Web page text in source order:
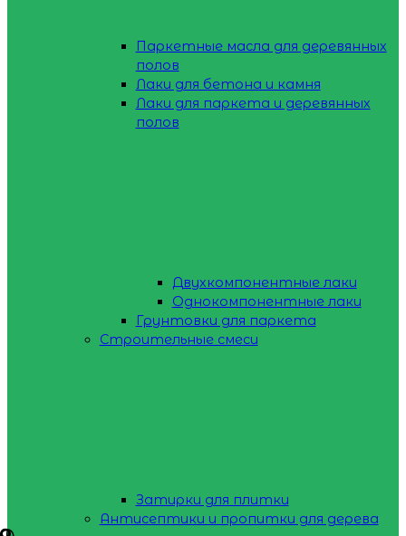
Паркетные масла для деревянных
полов
Лаки для бетона и камня
Лаки для паркета и деревянных
полов
Двухкомпонентные лаки
Однокомпонентные лаки
Грунтовки для паркета
Строительные смеси
Затирки для плитки
Антисептики и пропитки для дерева